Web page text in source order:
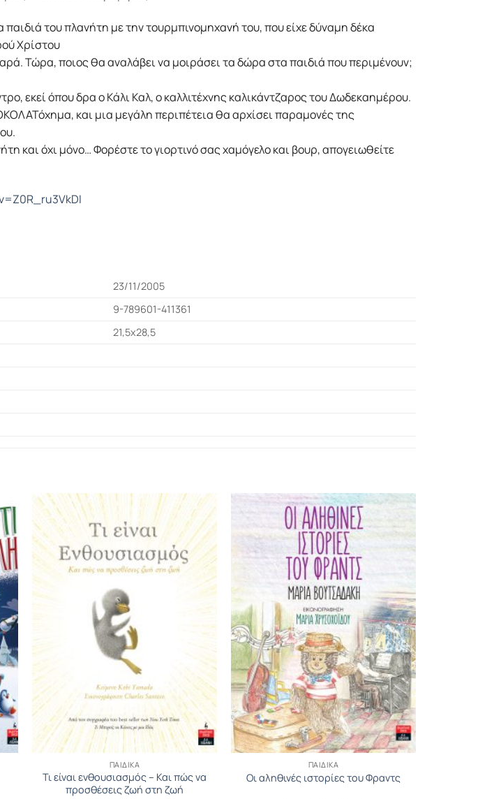
του πλανήτη με την τουρμπινομηχανή του, που είχε δύναμη δέκα
Χρίστου
Τώρα, ποιος θα αναλάβει να μοιράσει τα δώρα στα παιδιά που περιμένουν;
εκεί όπου δρα ο Κάλι Καλ, ο καλλιτέχνης καλικάντζαρος του Δωδεκαημέρου.
και μια μεγάλη περιπέτεια θα αρχίσει παραμονές της
και όχι μόνο… Φορέστε το γιορτινό σας χαμόγελο και βουρ, απογειωθείτε
23/11/2005
9-789601-411361
21,5x28,5
ΠΑΙΔΙΚΆ
Τι είναι ενθουσιασμός – Και πώς να
προσθέσεις ζωή στη ζωή
ΠΑΙΔΙΚΆ
Οι αληθινές ιστορίες του Φραντς